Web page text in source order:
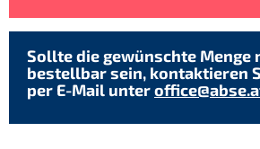
Sollte die gewünschte Menge
bestellbar sein, kontaktieren
per E-Mail unter